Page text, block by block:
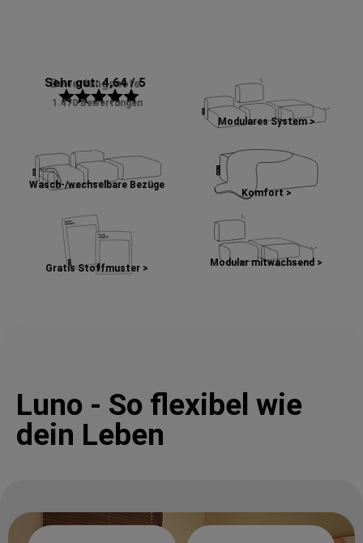
Bewertungsnote:
Sehr gut: 4,64 / 5
starstarstarstarstar
1.470 Bewertungen
Modulares System >
Wasch-/wechselbare Bezüge
Komfort >
Gratis Stoffmuster >
Modular mitwachsend >
Luno - So flexibel wie
dein Leben